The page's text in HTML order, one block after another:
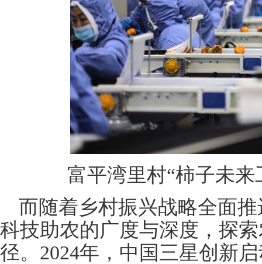
富平湾里村“柿子未
而随着乡村振兴战略全面
科技助农的广度与深度，探
径。2024年，中国三星创新